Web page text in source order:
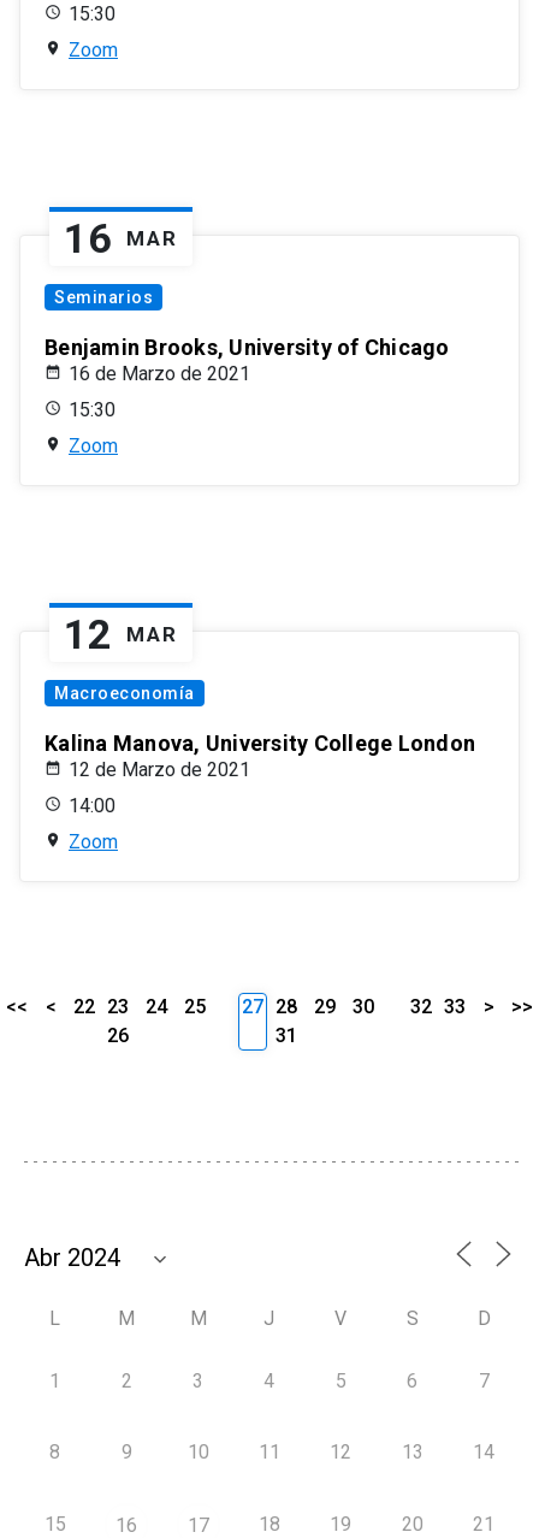
15:30
Zoom
16 MAR
Seminarios
Benjamin Brooks, University of Chicago
16 de Marzo de 2021
15:30
Zoom
12 MAR
Macroeconomía
Kalina Manova, University College London
12 de Marzo de 2021
14:00
Zoom
<< < 22 23 24
25
26
27 28 29
30
31
32 33 > >>
L M M J V S D
1 2 3 4 5 6 7
8 9 10 11 12 13 14
15 16 17 18 19 20 21